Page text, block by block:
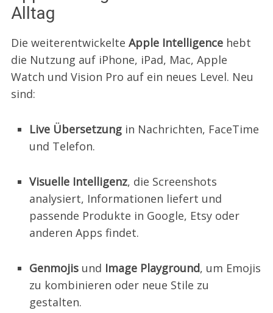
Alltag
Die weiterentwickelte Apple Intelligencehebt
die Nutzung auf iPhone, iPad, Mac, Apple
Watch und Vision Pro auf ein neues Level. Neu
sind:
Live Übersetzungin Nachrichten, FaceTime
und Telefon.
Visuelle Intelligenz, die Screenshots
analysiert, Informationen liefert und
passende Produkte in Google, Etsy oder
anderen Apps findet.
Genmojisund Image Playground, um Emojis
zu kombinieren oder neue Stile zu
gestalten.